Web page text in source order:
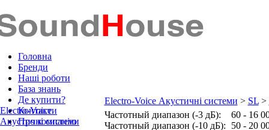
Головна
Бренди
Наші роботи
База знань
Де купити?
Контакти
Про компанію
Electro-Voice
Акустичні системи
Electro-Voice Акустичні системи > SL >
Частотный диапазон (-3 дБ):
60 - 16
Частотный диапазон (-10 дБ):
50 - 20